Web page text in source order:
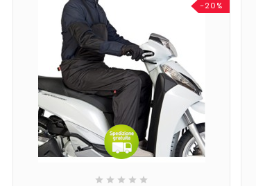
-20%
    